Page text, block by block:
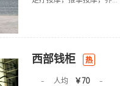
西部钱柜 热
- 人均 ￥70
-